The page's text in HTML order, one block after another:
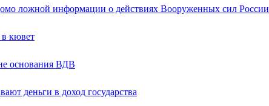
ложной информации о действиях Вооруженных сил России
кювет
основания ВДВ
деньги в доход государства